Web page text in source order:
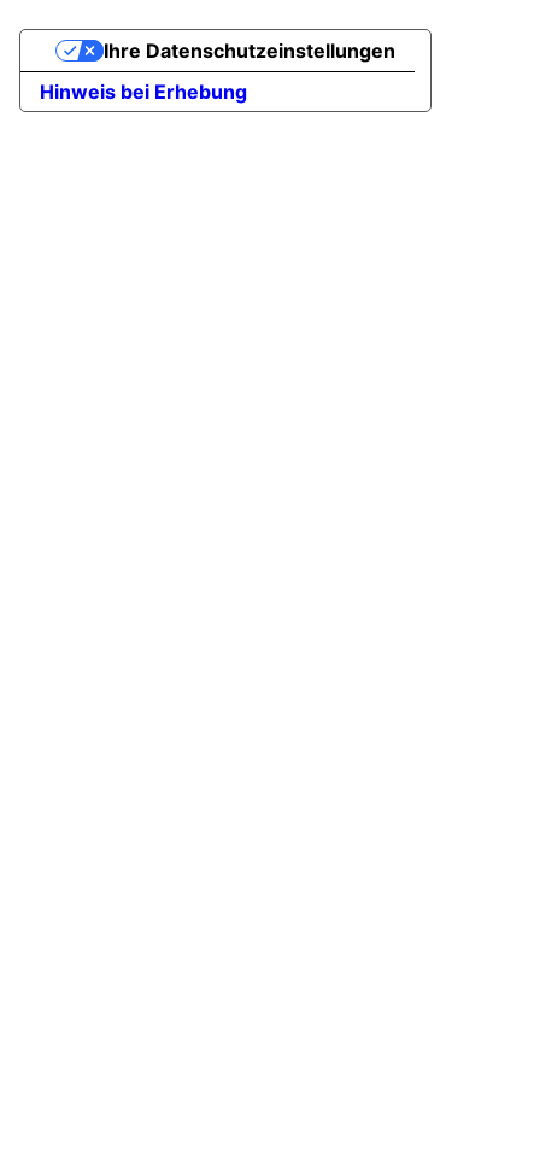
Hinweis bei Erhebung
Ihre Datenschutzeinstellungen